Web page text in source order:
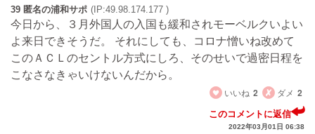
39 匿名の浦和サポ (IP:49.98.174.177 )
今日から、３月外国人の入国も緩和されモーベルクいよい
よ来日できそうだ。 それにしても、コロナ憎いね改めて
このＡＣＬのセントル方式にしろ、そのせいで過密日程を
こなさなきゃいけないんだから。
いいね 2 ダメ 2
このコメントに返信
2022年03月01日 06:38